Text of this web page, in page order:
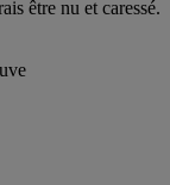
être nu et caressé.